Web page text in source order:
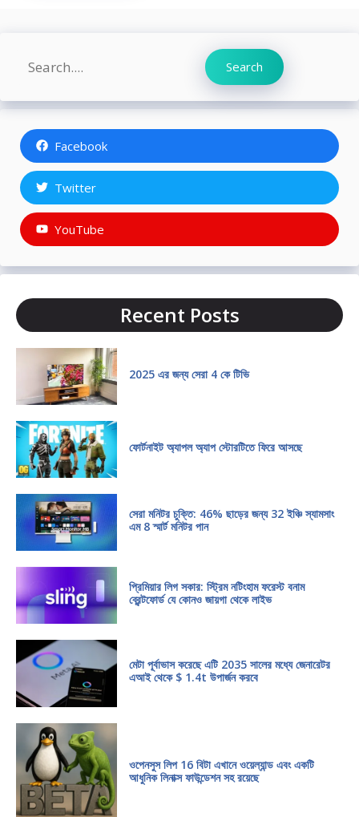
Search
Facebook
Twitter
YouTube
Recent Posts
2025 এর জন্য সেরা 4 কে টিভি
ফোর্টনাইট অ্যাপল অ্যাপ স্টোরটিতে ফিরে আসছে
সেরা মনিটর চুক্তি: 46% ছাড়ের জন্য 32 ইঞ্চি স্যামসাং
এম 8 স্মার্ট মনিটর পান
প্রিমিয়ার লিগ সকার: স্ট্রিম নটিংহাম ফরেস্ট বনাম
ব্রেন্টফোর্ড যে কোনও জায়গা থেকে লাইভ
মেটা পূর্বাভাস করেছে এটি 2035 সালের মধ্যে জেনারেটর
এআই থেকে $ 1.4t উপার্জন করবে
ওপেনসুস লিপ 16 বিটা এখানে ওয়েল্যান্ড এবং একটি
আধুনিক লিনাক্স ফাউন্ডেশন সহ রয়েছে